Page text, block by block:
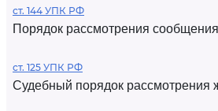
ст. 144 УПК РФ
Порядок рассмотрения
ст. 125 УПК РФ
Судебный порядок рассмотрения